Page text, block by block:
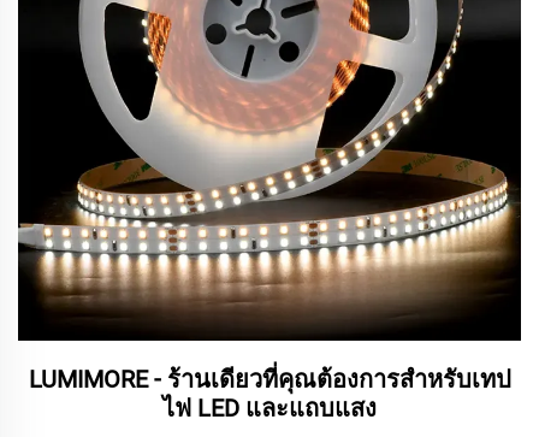
LUMIMORE - ร้านเดียวที่คุณต้องการสำหรับเทป
ไฟ LED และแถบแสง